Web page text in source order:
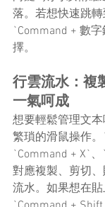
落。若想快速跳轉
`Command + 數
擇。
行雲流水：複
一氣呵成
想要輕鬆管理文
繁瑣的滑鼠操作。
`Command + X`
對應複製、剪切
流水。如果想在貼